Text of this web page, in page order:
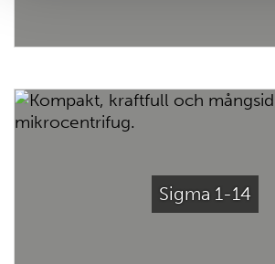
Sigma 1-14